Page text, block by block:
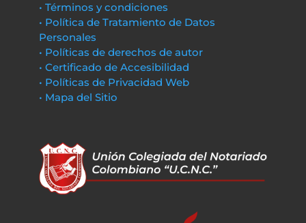
• Términos y condiciones
• Política de Tratamiento de Datos
Personales
• Políticas de derechos de autor
• Certificado de Accesibilidad
• Políticas de Privacidad Web
• Mapa del Sitio